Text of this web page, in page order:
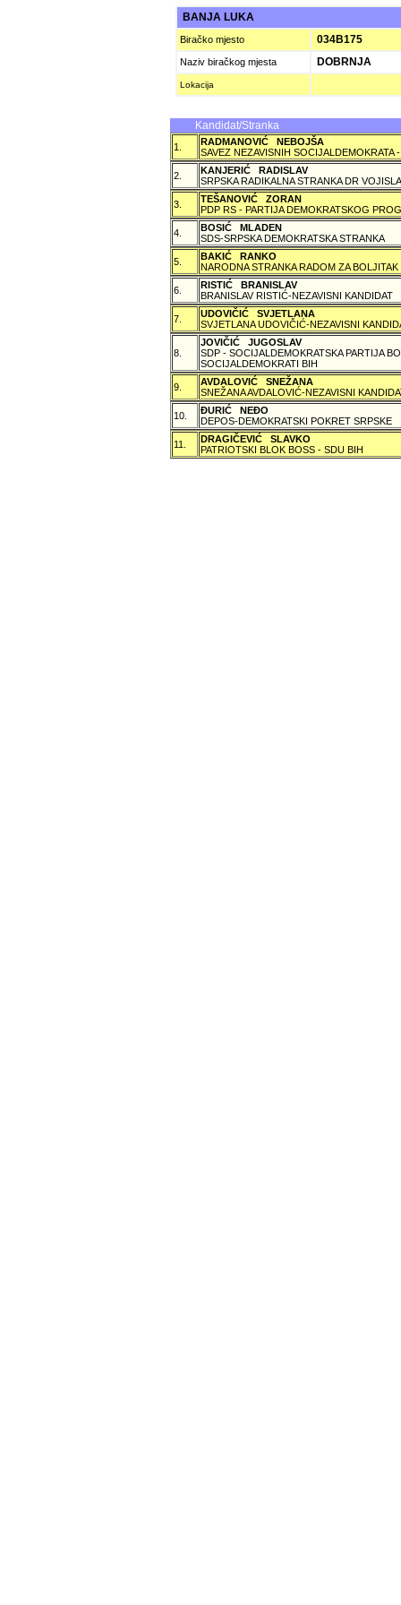
BANJA LUKA
Biračko mjesto 034B175
Naziv biračkog mjesta DOBRNJA
Lokacija
Kandidat/Stranka
1.
RADMANOVIĆ NEBOJŠA
SAVEZ NEZAVISNIH SOCIJALDEMOKRATA
2.
KANJERIĆ RADISLAV
SRPSKA RADIKALNA STRANKA DR
3.
TEŠANOVIĆ ZORAN
PDP RS - PARTIJA DEMOKRATSKOG
4.
BOSIĆ MLADEN
SDS-SRPSKA DEMOKRATSKA STRANKA
5.
BAKIĆ RANKO
NARODNA STRANKA RADOM ZA BOLJITAK
6.
RISTIĆ BRANISLAV
BRANISLAV RISTIĆ-NEZAVISNI KANDIDAT
7.
UDOVIČIĆ SVJETLANA
SVJETLANA UDOVIČIĆ-NEZAVISNI
8.
JOVIČIĆ JUGOSLAV
SDP - SOCIJALDEMOKRATSKA PARTIJA
SOCIJALDEMOKRATI BIH
9.
AVDALOVIĆ SNEŽANA
SNEŽANA AVDALOVIĆ-NEZAVISNI
10.
ÐURIĆ NEÐO
DEPOS-DEMOKRATSKI POKRET SRPSKE
11.
DRAGIČEVIĆ SLAVKO
PATRIOTSKI BLOK BOSS - SDU BIH